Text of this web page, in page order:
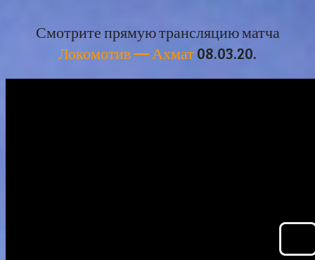
Смотрите прямую трансляцию матча
Локомотив — Ахмат08.03.20.